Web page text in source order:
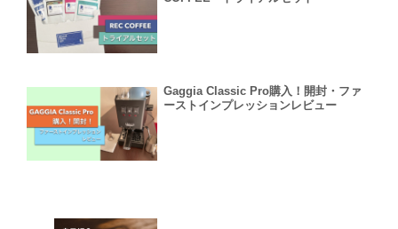
Gaggia Classic Pro購入！開封・ファ
ーストインプレッションレビュー